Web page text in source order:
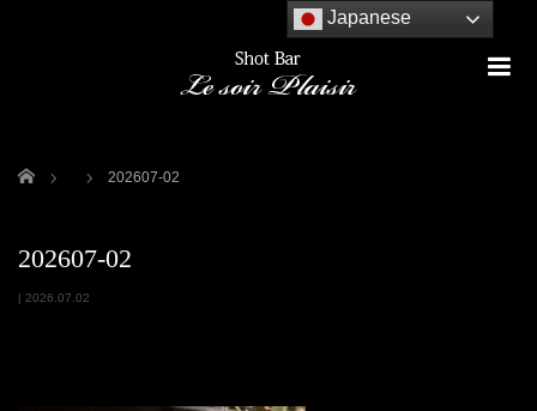
ホーム 202607-02
202607-02
| 2026.07.02
Japanese